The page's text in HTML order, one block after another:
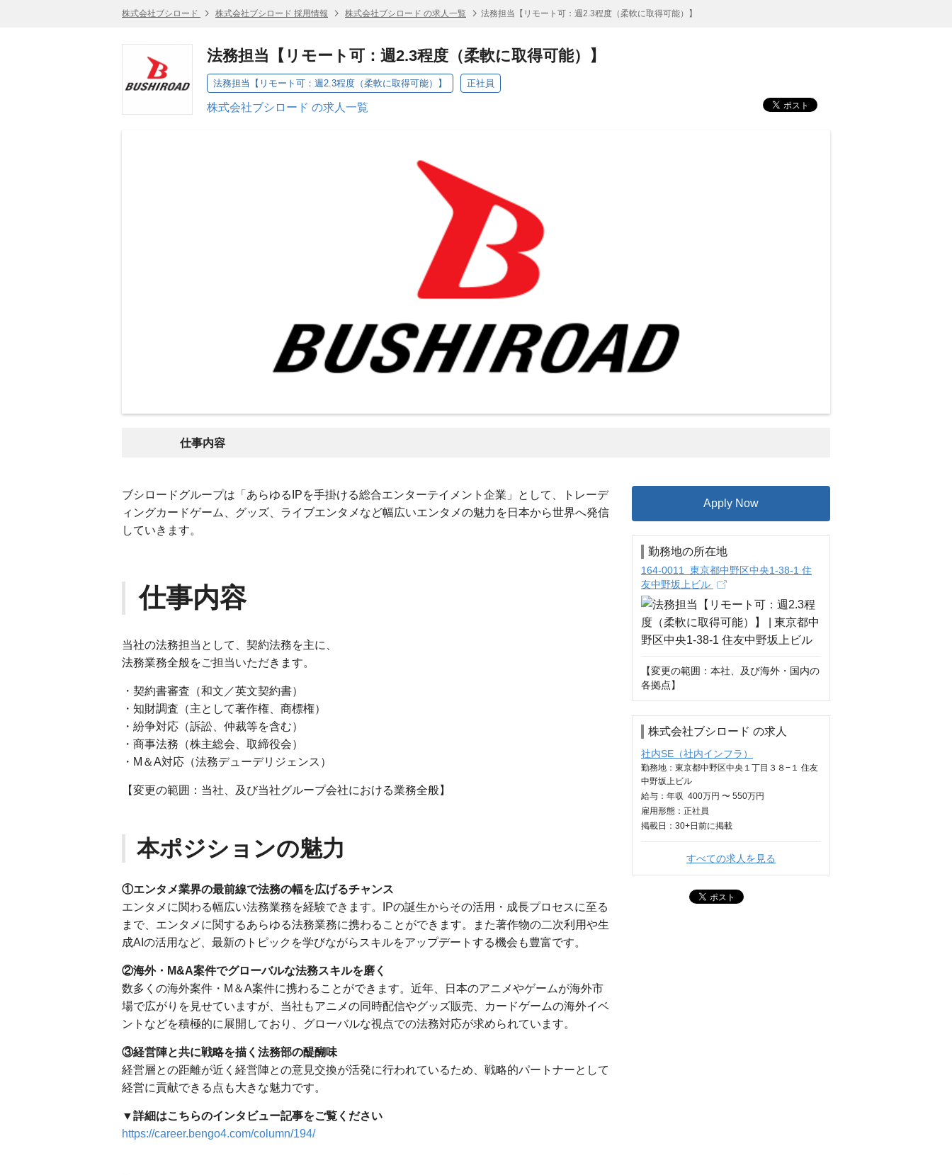
株式会社ブシロード 株式会社ブシロード 採用情報 株式会社ブシロード の求人一覧 法務担当【リモート可：週2.3程度（柔軟に取得可能）】
法務担当【リモート可：週2.3程度（柔軟に取得可能）】
法務担当【リモート可：週2.3程度（柔軟に取得可能）】 正社員
株式会社ブシロード の求人一覧
仕事内容
ブシロードグループは「あらゆるIPを手掛ける総合エンターテイメント企業」として、トレーデ
ィングカードゲーム、グッズ、ライブエンタメなど幅広いエンタメの魅力を日本から世界へ発信
していきます。
仕事内容
当社の法務担当として、契約法務を主に、
法務業務全般をご担当いただきます。
・契約書審査（和文／英文契約書）
・知財調査（主として著作権、商標権）
・紛争対応（訴訟、仲裁等を含む）
・商事法務（株主総会、取締役会）
・M＆A対応（法務デューデリジェンス）
【変更の範囲：当社、及び当社グループ会社における業務全般】
本ポジションの魅力
①エンタメ業界の最前線で法務の幅を広げるチャンス
エンタメに関わる幅広い法務業務を経験できます。IPの誕生からその活用・成長プロセスに至る
まで、エンタメに関するあらゆる法務業務に携わることができます。また著作物の二次利用や生
成AIの活用など、最新のトピックを学びながらスキルをアップデートする機会も豊富です。
②海外・M&A案件でグローバルな法務スキルを磨く
数多くの海外案件・M＆A案件に携わることができます。近年、日本のアニメやゲームが海外市
場で広がりを見せていますが、当社もアニメの同時配信やグッズ販売、カードゲームの海外イベ
ントなどを積極的に展開しており、グローバルな視点での法務対応が求められています。
③経営陣と共に戦略を描く法務部の醍醐味
経営層との距離が近く経営陣との意見交換が活発に行われているため、戦略的パートナーとして
経営に貢献できる点も大きな魅力です。
▼詳細はこちらのインタビュー記事をご覧ください
https://career.bengo4.com/column/194/
Apply Now
勤務地の所在地
164-0011 東京都中野区中央1-38-1 住
友中野坂上ビル
【変更の範囲：本社、及び海外・国内の
各拠点】
株式会社ブシロード の求人
社内SE（社内インフラ）
勤務地：東京都中野区中央１丁目３８−１ 住友
中野坂上ビル
給与： 年収 400万円 〜 550万円
雇用形態：正社員
掲載日： 30+日 前に掲載
すべての求人を見る